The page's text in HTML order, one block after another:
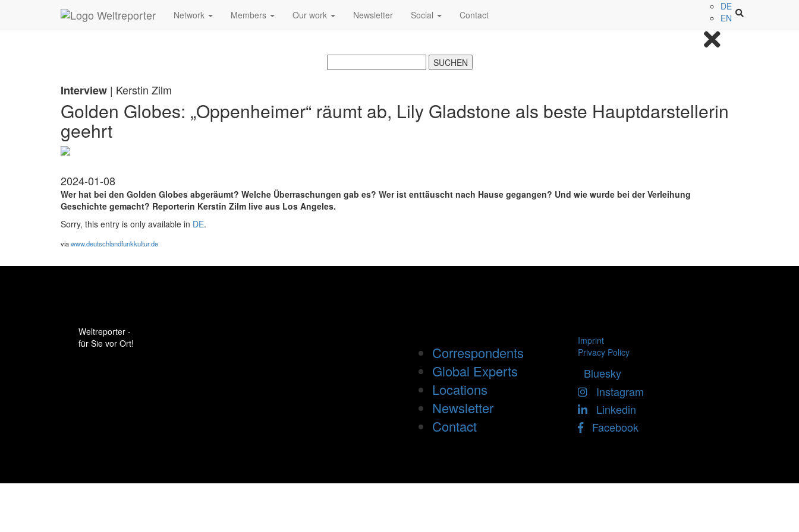
Zum Inhalt springen
Network Members Our work Newsletter Social Contact
DE
EN
Interview | Kerstin Zilm
Golden Globes: „Oppenheimer“ räumt ab, Lily Gladstone als beste Hauptdarstellerin
geehrt
2024-01-08
Wer hat bei den Golden Globes abgeräumt? Welche Überraschungen gab es? Wer ist enttäuscht nach Hause gegangen? Und wie wurde bei der Verleihung
Geschichte gemacht? Reporterin Kerstin Zilm live aus Los Angeles.
Sorry, this entry is only available in DE.
viawww.deutschlandfunkkultur.de
Weltreporter -
für Sie vor Ort!
Correspondents
Global Experts
Locations
Newsletter
Contact
Imprint
Privacy Policy
Bluesky
Instagram
Linkedin
Facebook